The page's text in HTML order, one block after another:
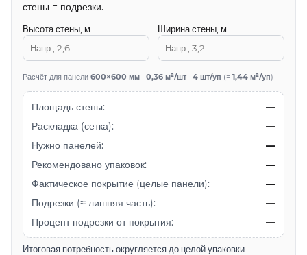
стены = подрезки.
Высота стены, м Ширина стены, м
Расчёт для панели 600×600 мм · 0,36 м²/шт · 4 шт/уп (= 1,44 м²/уп)
Площадь стены:
—
Раскладка (сетка):
—
Нужно панелей:
—
Рекомендовано упаковок:
—
Фактическое покрытие (целые панели):
—
Подрезки (≈ лишняя часть):
—
Процент подрезки от покрытия:
—
Итоговая потребность округляется до целой упаковки.